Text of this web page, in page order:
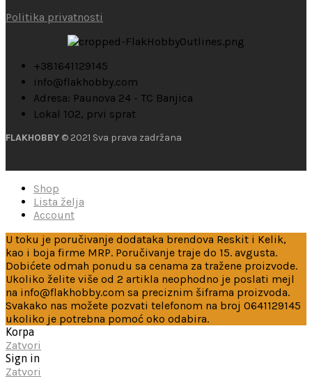
Politika privatnosti
+381641129145
info@flakhobby.com
Adresa: Paunova 24 - TC Banjica
Lokal 102, prvi sprat
FLAKHOBBY © 2021 Sva prava zadržana
Shop
Lista želja
Account
U toku je poručivanje dodataka brendova Reskit i Kelik,
kao i boja firme MRP. Poručivanje traje do 15. avgusta.
Dobićete odmah ponudu sa cenama za tražene proizvode.
Ukoliko želite više od 2 artikla neophodno je poslati mejl
na info@flakhobby.com sa preciznim šiframa proizvoda.
Svakako nas možete pozvati telefonom na broj 0641129145
ukoliko je potrebna pomoć oko odabira.
Korpa
Zatvori
Sign in
Zatvori